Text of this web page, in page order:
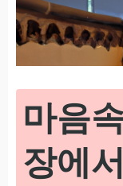
마음
장에